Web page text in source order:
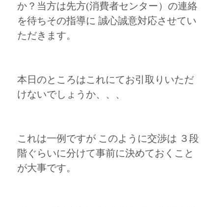
か？当方は先方(消費者センター）の連絡
を待ちその指導に 誠心誠意対応させてい
ただきます。
本日のところはこれにてお引取りいただ
けないでしょうか、、、
これは一例ですが このように交渉は ３段
階ぐらいに分けて事前に決めておくこと
が大事です。